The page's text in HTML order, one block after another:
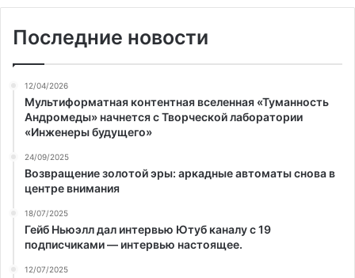
Последние новости
12/04/2026
Мультиформатная контентная вселенная «Туманность
Андромеды» начнется с Творческой лаборатории
«Инженеры будущего»
24/09/2025
Возвращение золотой эры: аркадные автоматы снова в
центре внимания
18/07/2025
Гейб Ньюэлл дал интервью Ютуб каналу с 19
подписчиками — интервью настоящее.
12/07/2025